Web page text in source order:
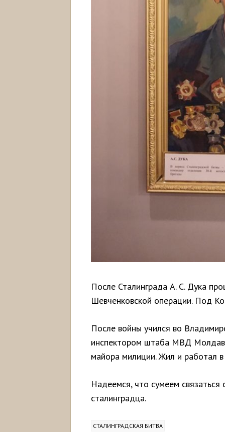
После Сталинграда А. С. Дука
Шевченковской операции. Под
После войны учился во
инспектором штаба МВД
майора милиции. Жил и работал
Надеемся, что сумеем связаться
сталинградца.
СТАЛИНГРАДСКАЯ БИТВА